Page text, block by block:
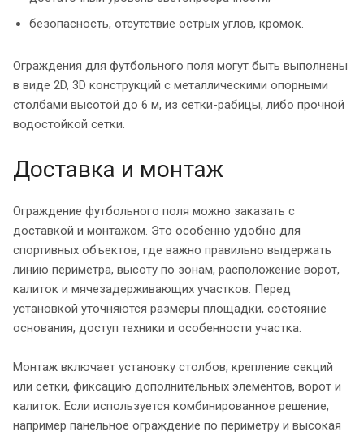
безопасность, отсутствие острых углов, кромок.
Ограждения для футбольного поля могут быть выполнены
в виде 2D, 3D конструкций с металлическими опорными
столбами высотой до 6 м, из сетки-рабицы, либо прочной
водостойкой сетки.
Доставка и монтаж
Ограждение футбольного поля можно заказать с
доставкой и монтажом. Это особенно удобно для
спортивных объектов, где важно правильно выдержать
линию периметра, высоту по зонам, расположение ворот,
калиток и мячезадерживающих участков. Перед
установкой уточняются размеры площадки, состояние
основания, доступ техники и особенности участка.
Монтаж включает установку столбов, крепление секций
или сетки, фиксацию дополнительных элементов, ворот и
калиток. Если используется комбинированное решение,
например панельное ограждение по периметру и высокая